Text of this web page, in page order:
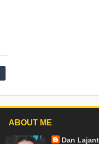
ABOUT ME
Dan